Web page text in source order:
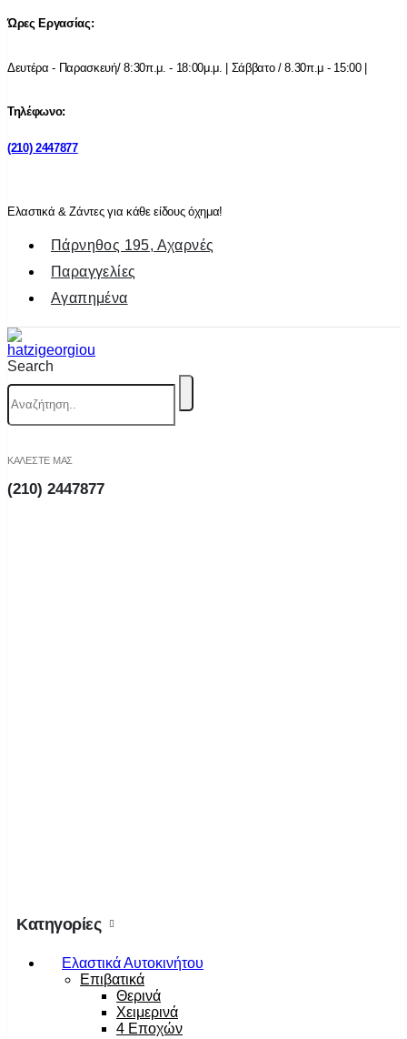
Ώρες Εργασίας:
Δευτέρα - Παρασκευή/ 8:30π.μ. - 18:00μ.μ. | Σάββατο / 8.30π.μ - 15:00 |
Τηλέφωνο:
(210) 2447877
Ελαστικά & Ζάντες για κάθε είδους όχημα!
Πάρνηθος 195, Αχαρνές
Παραγγελίες
Αγαπημένα
Search
ΚΑΛΕΣΤΕ ΜΑΣ
(210) 2447877
Κατηγορίες
Ελαστικά Αυτοκινήτου
Επιβατικά
Θερινά
Χειμερινά
4 Εποχών